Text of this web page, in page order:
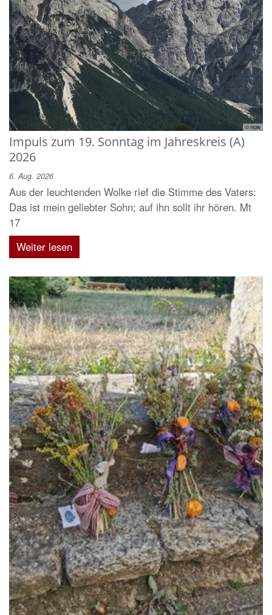
© mpw
Impuls zum 19. Sonntag im Jahreskreis (A)
2026
6. Aug. 2026
Aus der leuchtenden Wolke rief die Stimme des Vaters:
Das ist mein geliebter Sohn; auf ihn sollt ihr hören. Mt
17
Weiter lesen